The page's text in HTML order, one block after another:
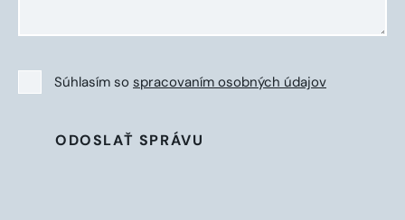
Súhlasím so spracovaním osobných údajov
ODOSLAŤ SPRÁVU